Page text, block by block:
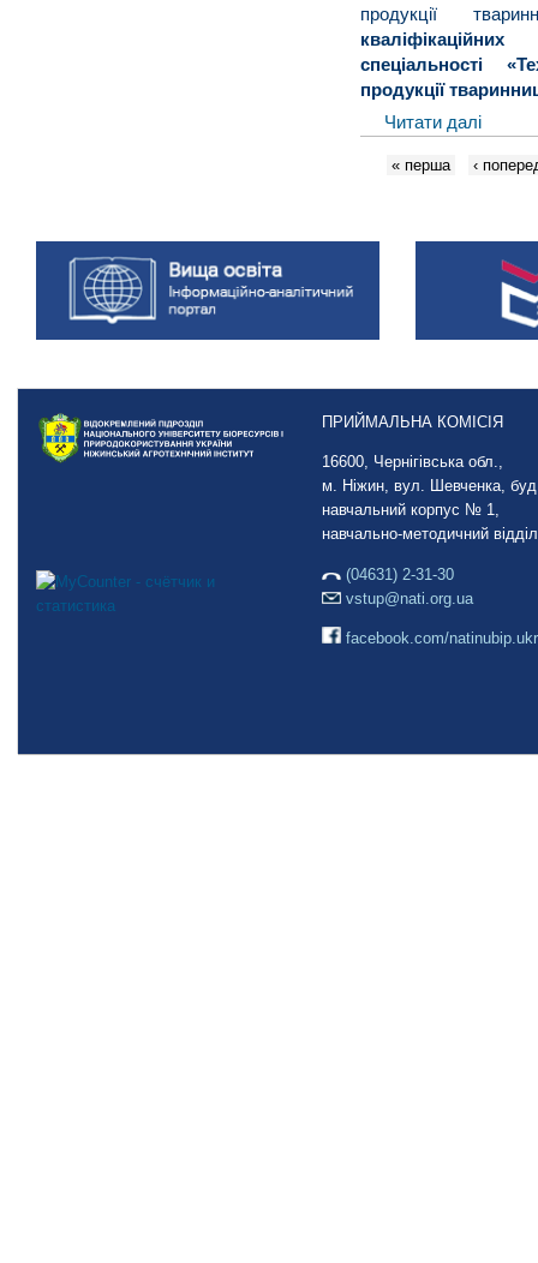
продукції
спеціальності
продукції
Читати далі
« перша ‹
ПРИЙМАЛЬНА КОМІСІЯ
16600, Чернігівська обл.,
м. Ніжин, вул. Шевченка,
навчальний корпус № 1,
навчально-методичний
(04631) 2-31-30
vstup@nati.org.ua
facebook.com/natinubip.ukr